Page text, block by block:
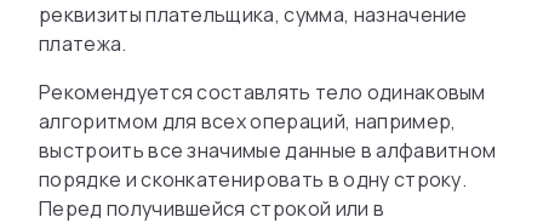
реквизиты плательщика, сумма, назначение
платежа.
Рекомендуется составлять тело одинаковым
алгоритмом для всех операций, например,
выстроить все значимые данные в алфавитном
порядке и сконкатенировать в одну строку.
Перед получившейся строкой или в